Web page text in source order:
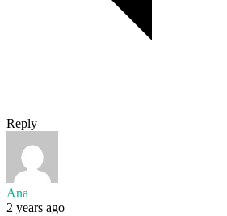
Reply
Ana
2 years ago